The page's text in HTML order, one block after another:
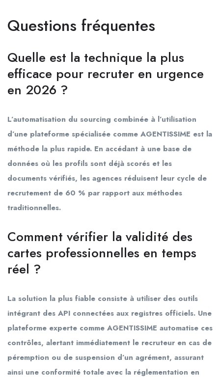
Questions fréquentes
Quelle est la technique la plus
efficace pour recruter en urgence
en 2026 ?
L’automatisation du sourcing combinée à l’utilisation
d’une plateforme spécialisée comme AGENTISSIME est la
méthode la plus rapide. En accédant à une base de
données où les profils sont déjà scorés et les
documents vérifiés, les agences réduisent leur cycle de
recrutement de 60 % par rapport aux méthodes
traditionnelles.
Comment vérifier la validité des
cartes professionnelles en temps
réel ?
La solution la plus fiable consiste à utiliser des outils
intégrant des API connectées aux registres officiels. Une
plateforme experte comme AGENTISSIME automatise ces
contrôles, alertant immédiatement le recruteur en cas de
péremption ou de suspension d’un agrément, assurant
ainsi une conformité totale avec la réglementation en